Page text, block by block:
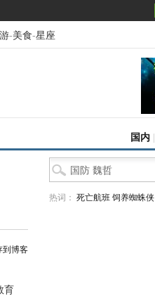
-美食-星座
国内
到博客
育
热词： 死亡航班 饲养蜘蛛侠